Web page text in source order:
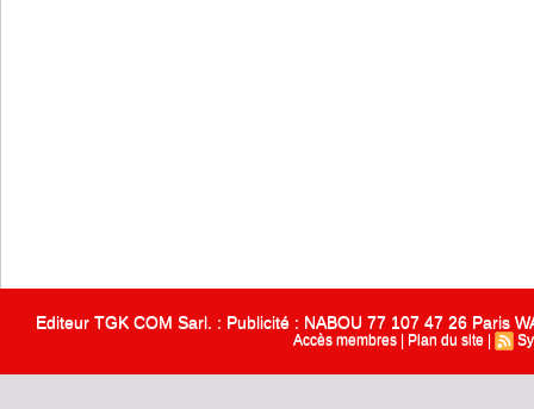
Editeur TGK COM Sarl. : Publicité : NABOU 77 107 47 26 Paris
Accès membres Plan du site